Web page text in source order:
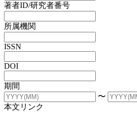
著者ID/研究者番号
所属機関
ISSN
DOI
期間
〜
本文リンク